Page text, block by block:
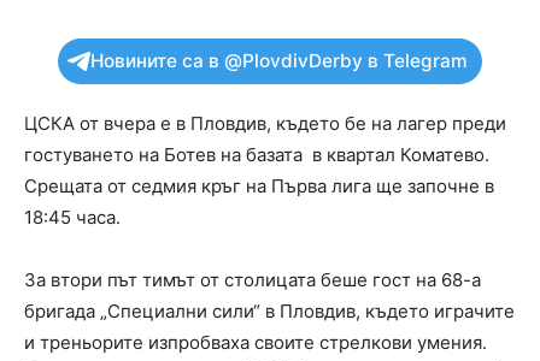
Новините са в @PlovdivDerby в Telegram
ЦСКА от вчера е в Пловдив, където бе на лагер преди
гостуването на Ботев на базата в квартал Коматево.
Срещата от седмия кръг на Първа лига ще започне в
18:45 часа.
За втори път тимът от столицата беше гост на 68-а
бригада „Специални сили“ в Пловдив, където играчите
и треньорите изпробваха своите стрелкови умения.